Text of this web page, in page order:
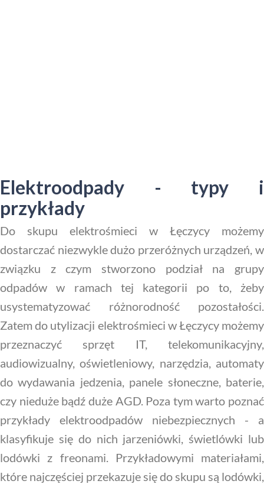
Elektroodpady - typy i
przykłady
Do skupu elektrośmieci w Łęczycy możemy
dostarczać niezwykle dużo przeróżnych urządzeń, w
związku z czym stworzono podział na grupy
odpadów w ramach tej kategorii po to, żeby
usystematyzować różnorodność pozostałości.
Zatem do utylizacji elektrośmieci w Łęczycy możemy
przeznaczyć sprzęt IT, telekomunikacyjny,
audiowizualny, oświetleniowy, narzędzia, automaty
do wydawania jedzenia, panele słoneczne, baterie,
czy nieduże bądź duże AGD. Poza tym warto poznać
przykłady elektroodpadów niebezpiecznych - a
klasyfikuje się do nich jarzeniówki, świetlówki lub
lodówki z freonami. Przykładowymi materiałami,
które najczęściej przekazuje się do skupu są lodówki,